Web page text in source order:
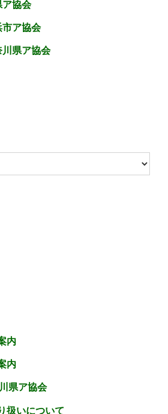
ア協会
市ア協会
川県ア協会
内
内
県ア協会
扱いについて